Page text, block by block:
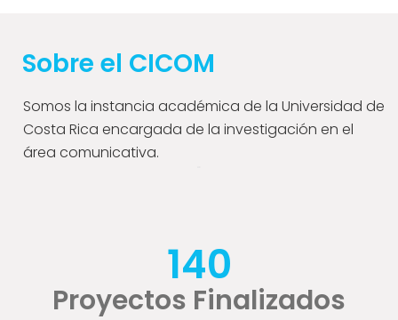
Sobre el CICOM
Somos la instancia académica de la Universidad de
Costa Rica encargada de la investigación en el
área comunicativa.
Proyectos Finalizados
140